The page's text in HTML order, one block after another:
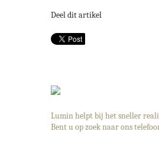
Deel dit artikel
Lumin helpt bij het sneller
Bent u op zoek naar ons